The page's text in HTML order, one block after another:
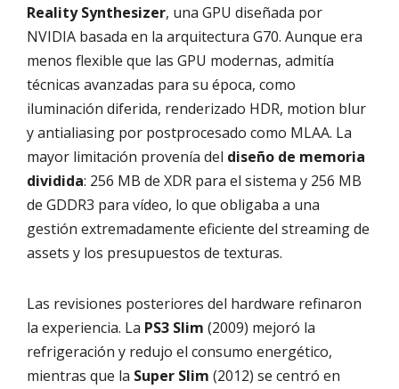
Reality Synthesizer, una GPU diseñada por
NVIDIA basada en la arquitectura G70. Aunque era
menos flexible que las GPU modernas, admitía
técnicas avanzadas para su época, como
iluminación diferida, renderizado HDR, motion blur
y antialiasing por postprocesado como MLAA. La
mayor limitación provenía del diseño de memoria
dividida: 256 MB de XDR para el sistema y 256 MB
de GDDR3 para vídeo, lo que obligaba a una
gestión extremadamente eficiente del streaming de
assets y los presupuestos de texturas.
Las revisiones posteriores del hardware refinaron
la experiencia. La PS3 Slim (2009) mejoró la
refrigeración y redujo el consumo energético,
mientras que la Super Slim (2012) se centró en